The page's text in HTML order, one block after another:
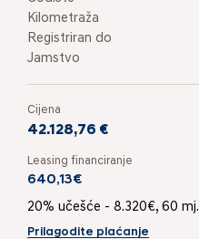
Kilometraža
Registriran do
Jamstvo
Cijena
42.128,76 €
Leasing financiranje
640,13€
20% učešće - 8.320€, 60 mj.
Prilagodite plaćanje